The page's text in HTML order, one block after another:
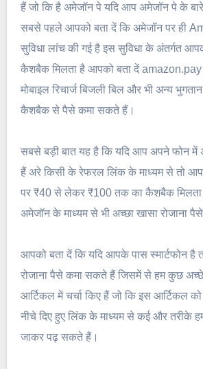
हैं जो कि है अमेजॉन पे यदि आप अमेजॉन पे के
सबसे पहले आपको बता दें कि अमेजॉन पर ही
सुविधा लांच की गई है इस सुविधा के अंतर्गत
कैशबैक मिलता है आपको बता दें
मोबाइल रिचार्ज बिजली बिल और भी अन्य
कैशबैक से पैसे कमा सकते हैं।
सबसे बड़ी बात यह है कि यदि आप अपने फोन में
हैं अरे किसी के रेफरल लिंक के माध्यम से तो
पर ₹40 से लेकर ₹100 तक का कैशबैक
अमेजॉन के माध्यम से भी अच्छा खासा रोजाना
आपको बता दें कि यदि आपके पास स्मार्टफोन है
रोजाना पैसे कमा सकते हैं जिसमें से हम कुछ
आर्टिकल में चर्चा किए हैं जो कि इस आर्टिकल
नीचे दिए हुए लिंक के माध्यम से कई और तरीके
जाकर पढ़ सकते हैं।